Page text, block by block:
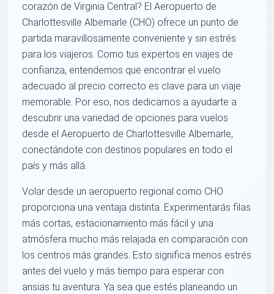
corazón de Virginia Central? El Aeropuerto de
Charlottesville Albemarle (CHO) ofrece un punto de
partida maravillosamente conveniente y sin estrés
para los viajeros. Como tus expertos en viajes de
confianza, entendemos que encontrar el vuelo
adecuado al precio correcto es clave para un viaje
memorable. Por eso, nos dedicamos a ayudarte a
descubrir una variedad de opciones para vuelos
desde el Aeropuerto de Charlottesville Albemarle,
conectándote con destinos populares en todo el
país y más allá.
Volar desde un aeropuerto regional como CHO
proporciona una ventaja distinta. Experimentarás filas
más cortas, estacionamiento más fácil y una
atmósfera mucho más relajada en comparación con
los centros más grandes. Esto significa menos estrés
antes del vuelo y más tiempo para esperar con
ansias tu aventura. Ya sea que estés planeando un